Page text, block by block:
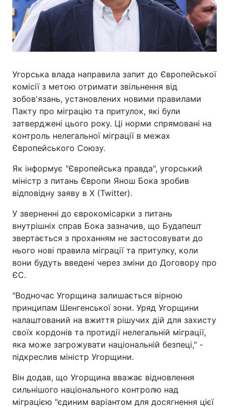
Угорська влада направила запит до Європейської
комісії з метою отримати звільнення від
зобов'язань, установлених новими правилами
Пакту про міграцію та притулок, які були
затверджені цього року. Ці норми спрямовані на
контроль нелегальної міграції в межах
Європейського Союзу.
Як інформує "Європейська правда", угорський
міністр з питань Європи Янош Бока зробив
відповідну заяву в X (Twitter).
У зверненні до єврокомісарки з питань
внутрішніх справ Бока зазначив, що Будапешт
звертається з проханням не застосовувати до
нього нові правила міграції та притулку, коли
вони будуть введені через зміни до Договору про
ЄС.
"Водночас Угорщина залишається вірною
принципам Шенгенської зони. Уряд Угорщини
налаштований на вжиття рішучих дій для захисту
своїх кордонів та протидії нелегальній міграції,
яка може загрожувати національній безпеці," -
підкреслив міністр Угорщини.
Він додав, що Угорщина вважає відновлення
сильнішого національного контролю над
міграцією "єдиним варіантом для досягнення цієї